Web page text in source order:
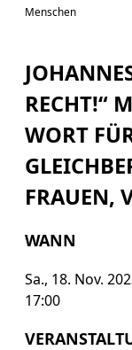
Menschen
RECHT!“
WORT
FRAUEN,
WANN
Sa., 18. Nov.
17:00